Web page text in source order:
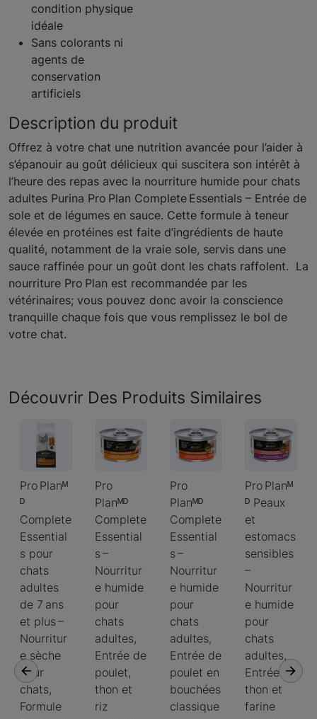
condition physique
idéale
Sans colorants ni
agents de
conservation
artificiels
Description du produit
Offrez à votre chat une nutrition avancée pour l’aider à
s’épanouir au goût délicieux qui suscitera son intérêt à
l’heure des repas avec la nourriture humide pour chats
adultes Purina Pro Plan Complete Essentials – Entrée de
sole et de légumes en sauce. Cette formule à teneur
élevée en protéines est faite d’ingrédients de haute
qualité, notamment de la vraie sole, servis dans une
sauce raffinée pour un goût dont les chats raffolent. La
nourriture Pro Plan est recommandée par les
vétérinaires; vous pouvez donc avoir la conscience
tranquille chaque fois que vous remplissez le bol de
votre chat.
Découvrir Des Produits Similaires
Pro Planᴹ
ᴰ
Complete
Essential
s pour
chats
adultes
de 7 ans
et plus –
Nourritur
e sèche
pour
chats,
Formule
Pro
Planᴹᴰ
Complete
Essential
s –
Nourritur
e humide
pour
chats
adultes,
Entrée de
poulet,
thon et
riz
Pro
Planᴹᴰ
Complete
Essential
s –
Nourritur
e humide
pour
chats
adultes,
Entrée de
poulet en
bouchées
classique
Pro Planᴹ
ᴰ Peaux
et
estomacs
sensibles
–
Nourritur
e humide
pour
chats
adultes,
Entrée de
thon et
farine